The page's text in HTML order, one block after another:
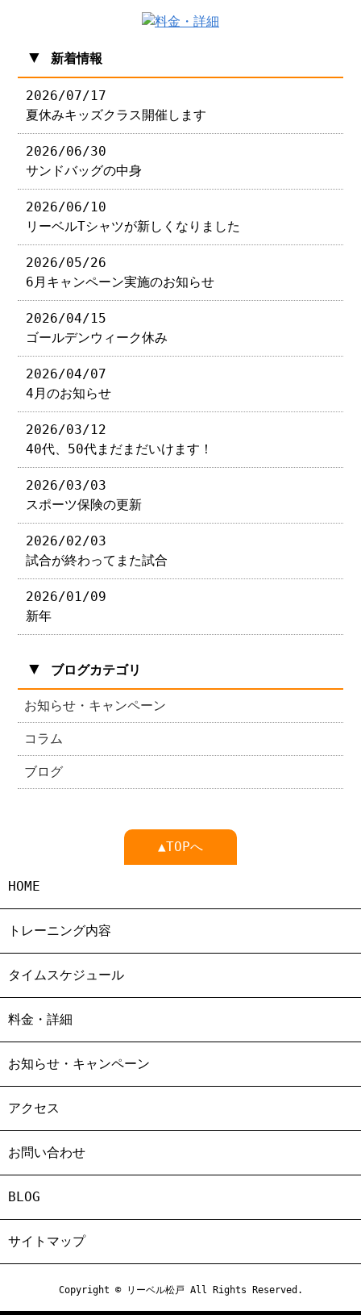
▼ 新着情報
2026/07/17
夏休みキッズクラス開催します
2026/06/30
サンドバッグの中身
2026/06/10
リーベルTシャツが新しくなりました
2026/05/26
6月キャンペーン実施のお知らせ
2026/04/15
ゴールデンウィーク休み
2026/04/07
4月のお知らせ
2026/03/12
40代、50代まだまだいけます！
2026/03/03
スポーツ保険の更新
2026/02/03
試合が終わってまた試合
2026/01/09
新年
▼ ブログカテゴリ
お知らせ・キャンペーン
コラム
ブログ
▲TOPへ
HOME
トレーニング内容
タイムスケジュール
料金・詳細
お知らせ・キャンペーン
アクセス
お問い合わせ
BLOG
サイトマップ
Copyright © リーベル松戸 All Rights Reserved.